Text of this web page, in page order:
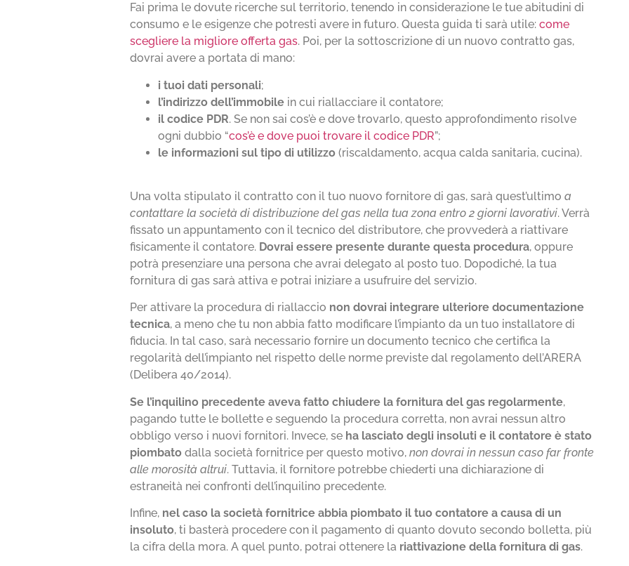
Fai prima le dovute ricerche sul territorio, tenendo in considerazione le tue abitudini di
consumo e le esigenze che potresti avere in futuro. Questa guida ti sarà utile:come
scegliere la migliore offerta gas. Poi, per la sottoscrizione di un nuovo contratto gas,
dovrai avere a portata di mano:
i tuoi dati personali;
l’indirizzo dell’immobile in cui riallacciare il contatore;
il codice PDR. Se non sai cos’è e dove trovarlo, questo approfondimento risolve
ogni dubbio “cos’è e dove puoi trovare il codice PDR”;
le informazioni sul tipo di utilizzo (riscaldamento, acqua calda sanitaria, cucina).
Una volta stipulato il contratto con il tuo nuovo fornitore di gas, sarà quest’ultimoa
contattare la società di distribuzione del gas nella tua zona entro 2 giorni lavorativi. Verrà
fissato un appuntamento con il tecnico del distributore, che provvederà a riattivare
fisicamente il contatore. Dovrai essere presente durante questa procedura, oppure
potrà presenziare una persona che avrai delegato al posto tuo. Dopodiché, la tua
fornitura di gas sarà attiva e potrai iniziare a usufruire del servizio.
Per attivare la procedura di riallaccio non dovrai integrare ulteriore documentazione
tecnica, a meno che tu non abbia fatto modificare l’impianto da un tuo installatore di
fiducia. In tal caso, sarà necessario fornire un documento tecnico che certifica la
regolarità dell’impianto nel rispetto delle norme previste dal regolamento dell’ARERA
(Delibera 40/2014).
Se l’inquilino precedente aveva fatto chiudere la fornitura del gas regolarmente,
pagando tutte le bollette e seguendo la procedura corretta, non avrai nessun altro
obbligo verso i nuovi fornitori. Invece, se ha lasciato degli insoluti e il contatore è stato
piombato dalla società fornitrice per questo motivo,non dovrai in nessun caso far fronte
alle morosità altrui. Tuttavia, il fornitore potrebbe chiederti una dichiarazione di
estraneità nei confronti dell’inquilino precedente.
Infine, nel caso la società fornitrice abbia piombato il tuo contatore a causa di un
insoluto, ti basterà procedere con il pagamento di quanto dovuto secondo bolletta, più
la cifra della mora. A quel punto, potrai ottenere la riattivazione della fornitura di gas.